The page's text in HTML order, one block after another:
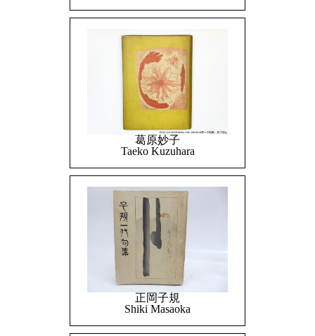
葛原妙子
Taeko Kuzuhara
正岡子規
Shiki Masaoka